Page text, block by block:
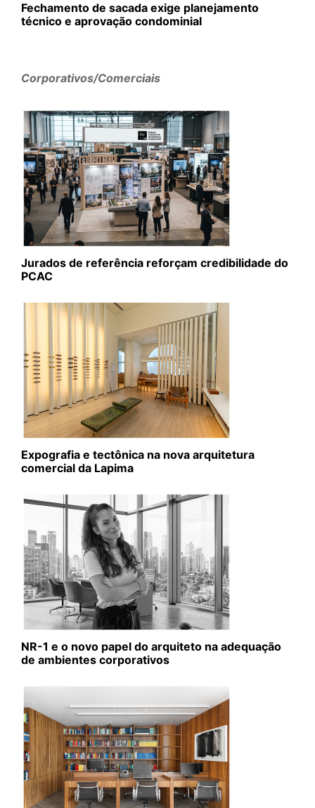
Fechamento de sacada exige planejamento
técnico e aprovação condominial
Corporativos/Comerciais
Jurados de referência reforçam credibilidade do
PCAC
Expografia e tectônica na nova arquitetura
comercial da Lapima
NR-1 e o novo papel do arquiteto na adequação
de ambientes corporativos